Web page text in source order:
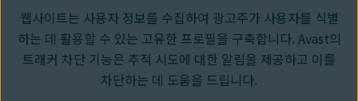
웹사이트는 사용자 정보를 수집하여 광고주가 사용자를 식별
하는 데 활용할 수 있는 고유한 프로필을 구축합니다. Avast의
트래커 차단 기능은 추적 시도에 대한 알림을 제공하고 이를
차단하는 데 도움을 드립니다.